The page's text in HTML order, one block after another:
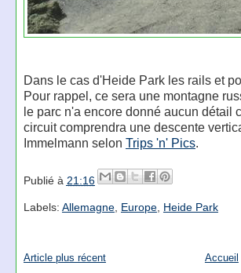
Dans le cas d'Heide Park les rails et
Pour rappel, ce sera une montagne
le parc n'a encore donné aucun détail
circuit comprendra une descente
Immelmann selon Trips 'n' Pics.
Publié à 21:16
Labels: Allemagne, Europe, Heide Park
Article plus récent Accueil